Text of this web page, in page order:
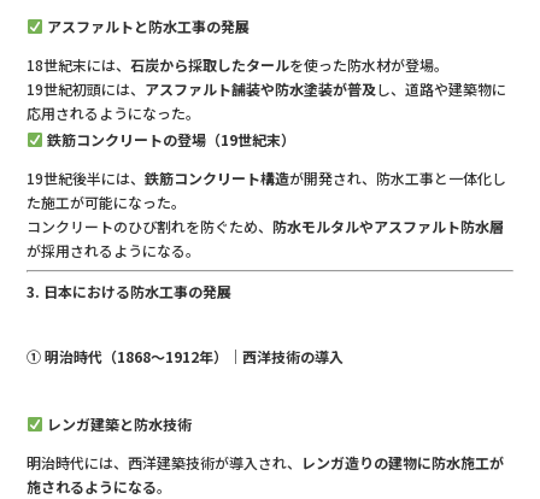
アスファルトと防水工事の発展
18世紀末には、石炭から採取したタールを使った防水材が登場。
19世紀初頭には、 アスファルト舗装や防水塗装が普及し、道路や建築物に
応用されるようになった。
鉄筋コンクリートの登場（19世紀末）
19世紀後半には、鉄筋コンクリート構造が開発され、防水工事と一体化し
た施工が可能になった。
コンクリートのひび割れを防ぐため、防水モルタルやアスファルト防水層
が採用されるようになる。
3. 日本における防水工事の発展
① 明治時代（1868〜1912年）｜西洋技術の導入
レンガ建築と防水技術
明治時代には、西洋建築技術が導入され、 レンガ造りの建物に防水施工が
施されるようになる。